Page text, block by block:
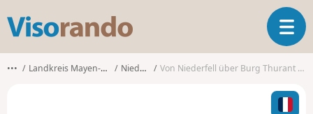
s
o
T
o
l
••• Landkreis Mayen-Koblenz Niederfell Von Niederfell über Burg Thurant nach Alken